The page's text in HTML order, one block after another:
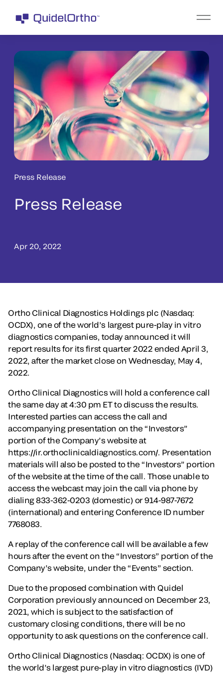
Press Release
Press Release
Apr 20, 2022
Ortho Clinical Diagnostics Holdings plc (Nasdaq:
OCDX), one of the world’s largest pure-play in vitro
diagnostics companies, today announced it will
report results for its first quarter 2022 ended April 3,
2022, after the market close on Wednesday, May 4,
2022.
Ortho Clinical Diagnostics will hold a conference call
the same day at 4:30 pm ET to discuss the results.
Interested parties can access the call and
accompanying presentation on the “Investors”
portion of the Company’s website at
https://ir.orthoclinicaldiagnostics.com/. Presentation
materials will also be posted to the “Investors” portion
of the website at the time of the call. Those unable to
access the webcast may join the call via phone by
dialing 833-362-0203 (domestic) or 914-987-7672
(international) and entering Conference ID number
7768083.
A replay of the conference call will be available a few
hours after the event on the “Investors” portion of the
Company’s website, under the “Events” section.
Due to the proposed combination with Quidel
Corporation previously announced on December 23,
2021, which is subject to the satisfaction of
customary closing conditions, there will be no
opportunity to ask questions on the conference call.
Ortho Clinical Diagnostics (Nasdaq: OCDX) is one of
the world’s largest pure-play in vitro diagnostics (IVD)